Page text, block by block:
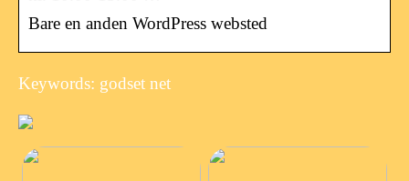
Bare en anden WordPress websted
Keywords: godset net